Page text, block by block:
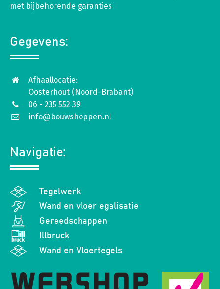
met bijbehorende garanties
Gegevens:
Afhaallocatie:
Oosterhout (Noord-Brabant)
06 - 235 552 39
info@bouwshoppen.nl
Navigatie:
Tegelwerk
Wand en vloer egalisatie
Gereedschappen
Illbruck
Wand en Vloertegels